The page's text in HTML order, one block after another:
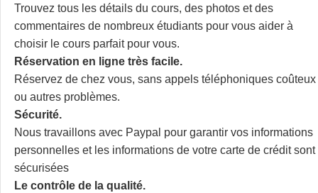
Trouvez tous les détails du cours, des photos et des
commentaires de nombreux étudiants pour vous aider à
choisir le cours parfait pour vous.
Réservation en ligne très facile.
Réservez de chez vous, sans appels téléphoniques coûteux
ou autres problèmes.
Sécurité.
Nous travaillons avec Paypal pour garantir vos informations
personnelles et les informations de votre carte de crédit sont
sécurisées
Le contrôle de la qualité.